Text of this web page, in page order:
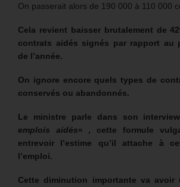
On passerait alors de 190 000 à 110 000
Cela revient baisser brutalement de
contrats aidés signés par rapport au
de l’année.
On ignore encore quels types de
conservés ou abandonnés.
Le ministre parle dans son
emplois aidés« , cette formule
entrevoir l’estime qu’il attache à
l’emploi.
Cette diminution importante va avoir